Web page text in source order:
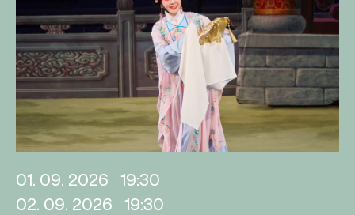
01. 09. 2026
19:30
02. 09. 2026
19:30